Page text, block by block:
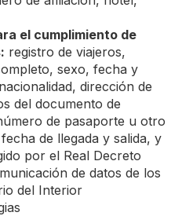
el cumplimiento de
registro de viajeros,
sexo, fecha y
dirección de
del documento de
de pasaporte u otro
de llegada y salida, y
por el Real Decreto
de datos de los
del Interior